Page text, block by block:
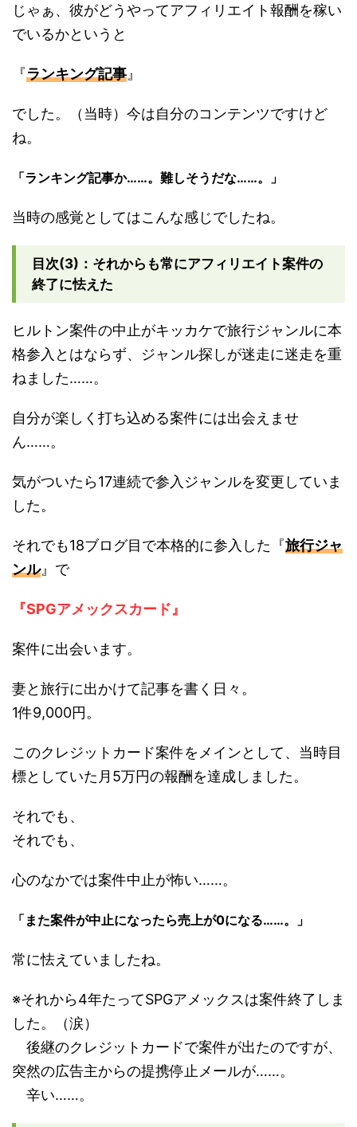
じゃぁ、彼がどうやってアフィリエイト報酬を稼い
でいるかというと
『ランキング記事 』
でした。（当時）今は自分のコンテンツですけど
ね。
「ランキング記事か……。難しそうだな……。」
当時の感覚としてはこんな感じでしたね。
目次(3)：それからも常にアフィリエイト案件の
終了に怯えた
ヒルトン案件の中止がキッカケで旅行ジャンルに本
格参入とはならず、ジャンル探しが迷走に迷走を重
ねました……。
自分が楽しく打ち込める案件には出会えませ
ん……。
気がついたら17連続で参入ジャンルを変更していま
した。
それでも18ブログ目で本格的に参入した『旅行ジャ
ンル』で
『SPGアメックスカード』
案件に出会います。
妻と旅行に出かけて記事を書く日々。
1件9,000円。
このクレジットカード案件をメインとして、当時目
標としていた月5万円の報酬を達成しました。
それでも、
それでも、
心のなかでは案件中止が怖い……。
「また案件が中止になったら売上が0になる……。」
常に怯えていましたね。
※それから4年たってSPGアメックスは案件終了しま
した。（涙）
後継のクレジットカードで案件が出たのですが、
突然の広告主からの提携停止メールが……。
辛い……。